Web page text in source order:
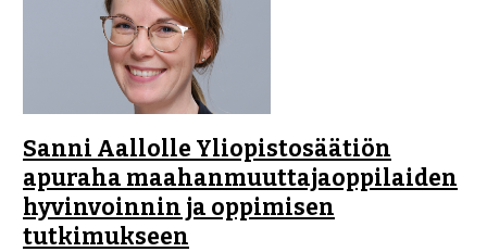
Sanni Aallolle Yliopistosäätiön
apuraha maahanmuuttajaoppilaiden
hyvinvoinnin ja oppimisen
tutkimukseen